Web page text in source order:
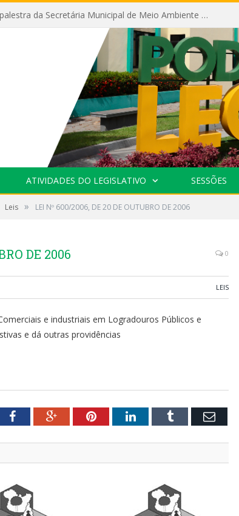
Câmara recebe palestra da Secretária Municipal de Meio Ambiente sobre as ações da “SEMANA DO MEIO AMBIENTE”
ATIVIDADES DO LEGISLATIVO SESSÕES
Leis » LEI Nº 600/2006, DE 20 DE OUTUBRO DE 2006
DE 2006 0
LEIS
e industriais em Logradouros Públicos e
e dá outras providências
FacebookGoogle+PinterestLinkedInTumblr Email